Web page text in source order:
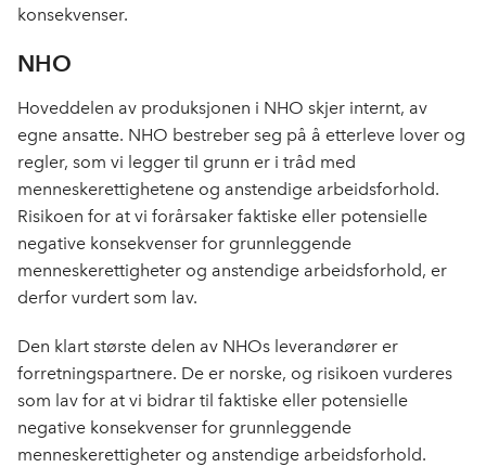
konsekvenser.
NHO
Hoveddelen av produksjonen i NHO skjer internt, av
egne ansatte. NHO bestreber seg på å etterleve lover og
regler, som vi legger til grunn er i tråd med
menneskerettighetene og anstendige arbeidsforhold.
Risikoen for at vi forårsaker faktiske eller potensielle
negative konsekvenser for grunnleggende
menneskerettigheter og anstendige arbeidsforhold, er
derfor vurdert som lav.
Den klart største delen av NHOs leverandører er
forretningspartnere. De er norske, og risikoen vurderes
som lav for at vi bidrar til faktiske eller potensielle
negative konsekvenser for grunnleggende
menneskerettigheter og anstendige arbeidsforhold.